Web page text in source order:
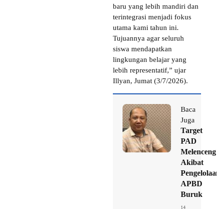
baru yang lebih mandiri dan
terintegrasi menjadi fokus
utama kami tahun ini.
Tujuannya agar seluruh
siswa mendapatkan
lingkungan belajar yang
lebih representatif,” ujar
Illyan, Jumat (3/7/2026).
Baca
Juga
Target
PAD
Melenceng
Akibat
APBD
Buruk
14